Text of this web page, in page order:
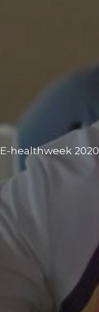
E-healthweek 2020